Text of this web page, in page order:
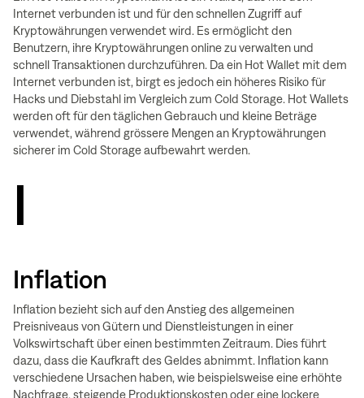
Internet verbunden ist und für den schnellen Zugriff auf
Kryptowährungen verwendet wird. Es ermöglicht den
Benutzern, ihre Kryptowährungen online zu verwalten und
schnell Transaktionen durchzuführen. Da ein Hot Wallet mit dem
Internet verbunden ist, birgt es jedoch ein höheres Risiko für
Hacks und Diebstahl im Vergleich zum Cold Storage. Hot Wallets
werden oft für den täglichen Gebrauch und kleine Beträge
verwendet, während grössere Mengen an Kryptowährungen
sicherer im Cold Storage aufbewahrt werden.
I
Inflation
Inflation bezieht sich auf den Anstieg des allgemeinen
Preisniveaus von Gütern und Dienstleistungen in einer
Volkswirtschaft über einen bestimmten Zeitraum. Dies führt
dazu, dass die Kaufkraft des Geldes abnimmt. Inflation kann
verschiedene Ursachen haben, wie beispielsweise eine erhöhte
Nachfrage, steigende Produktionskosten oder eine lockere